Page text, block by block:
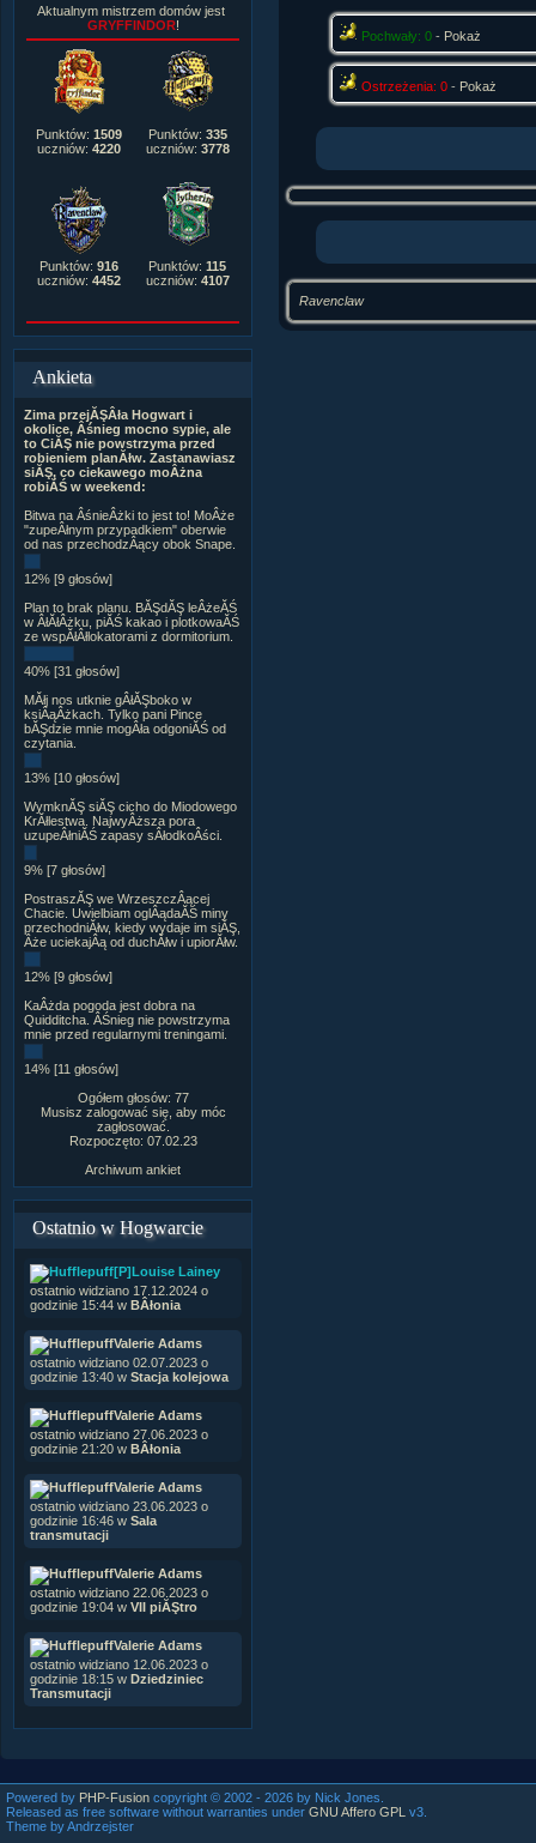
Aktualnym mistrzem domów jest
GRYFFINDOR!
Punktów: 1509
uczniów: 4220
Punktów: 335
uczniów: 3778
Punktów: 916
uczniów: 4452
Punktów: 115
uczniów: 4107
Ankieta
Zima przejĂŞÂła Hogwart i
okolice, Âśnieg mocno sypie, ale
to CiĂŞ nie powstrzyma przed
robieniem planĂłw. Zastanawiasz
siĂŞ, co ciekawego moÂżna
robiĂŚ w weekend:
Bitwa na ÂśnieÂżki to jest to! MoÂże
"zupeÂłnym przypadkiem" oberwie
od nas przechodzÂący obok Snape.
12% [9 głosów]
Plan to brak planu. BĂŞdĂŞ leÂżeĂŚ
w ÂłĂłÂżku, piĂŚ kakao i plotkowaĂŚ
ze wspĂłÂłlokatorami z dormitorium.
40% [31 głosów]
MĂłj nos utknie gÂłĂŞboko w
ksiÂąÂżkach. Tylko pani Pince
bĂŞdzie mnie mogÂła odgoniĂŚ od
czytania.
13% [10 głosów]
WymknĂŞ siĂŞ cicho do Miodowego
KrĂłlestwa. NajwyÂższa pora
uzupeÂłniĂŚ zapasy sÂłodkoÂści.
9% [7 głosów]
PostraszĂŞ we WrzeszczÂącej
Chacie. Uwielbiam oglÂądaĂŚ miny
przechodniĂłw, kiedy wydaje im siĂŞ,
Âże uciekajÂą od duchĂłw i upiorĂłw.
12% [9 głosów]
KaÂżda pogoda jest dobra na
Quidditcha. ÂŚnieg nie powstrzyma
mnie przed regularnymi treningami.
14% [11 głosów]
Ogółem głosów: 77
Musisz zalogować się, aby móc
zagłosować.
Rozpoczęto: 07.02.23
Archiwum ankiet
Ostatnio w Hogwarcie
[P]Louise Lainey
ostatnio widziano 17.12.2024 o
godzinie 15:44 w BÂłonia
Valerie Adams
ostatnio widziano 02.07.2023 o
godzinie 13:40 w Stacja kolejowa
Valerie Adams
ostatnio widziano 27.06.2023 o
godzinie 21:20 w BÂłonia
Valerie Adams
ostatnio widziano 23.06.2023 o
godzinie 16:46 w Sala
transmutacji
Valerie Adams
ostatnio widziano 22.06.2023 o
godzinie 19:04 w VII piĂŞtro
Valerie Adams
ostatnio widziano 12.06.2023 o
godzinie 18:15 w Dziedziniec
Transmutacji
Pochwały: 0- Pokaż
Ostrzeżenia: 0- Pokaż
Ravenclaw
Powered by PHP-Fusion copyright © 2002 - 2026 by Nick Jones.
Released as free software without warranties under GNU Affero GPL
v3.
Theme by Andrzejster